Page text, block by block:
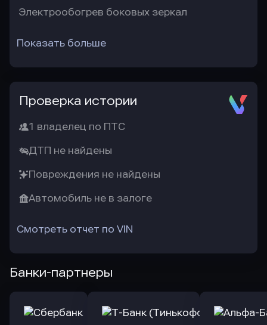
Электрообогрев боковых зеркал
Показать больше
Проверка истории
1 владелец по ПТС
ДТП не найдены
Повреждения не найдены
Автомобиль не в залоге
Смотреть отчет по VIN
Банки-партнеры